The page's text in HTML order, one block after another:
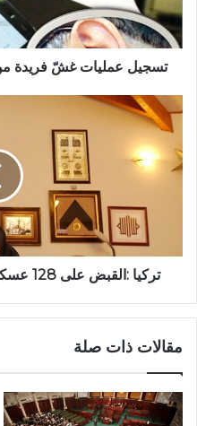
تسجيل عمليات غشّ فريدة من
تركيا :القبض على 128 عسكريا للاشتباه في صلتهم بغولن
مقالات ذات صلة